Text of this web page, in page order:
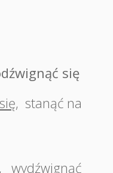
się
, stanąć na
, wydźwignąć